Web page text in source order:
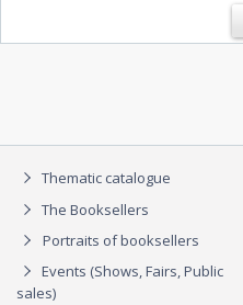
Thematic catalogue
The Booksellers
Portraits of booksellers
Events (Shows, Fairs, Public
sales)